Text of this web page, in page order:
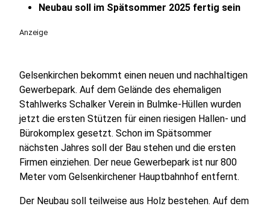
Neubau soll im Spätsommer 2025 fertig sein
Anzeige
Gelsenkirchen bekommt einen neuen und nachhaltigen
Gewerbepark. Auf dem Gelände des ehemaligen
Stahlwerks Schalker Verein in Bulmke-Hüllen wurden
jetzt die ersten Stützen für einen riesigen Hallen- und
Bürokomplex gesetzt. Schon im Spätsommer
nächsten Jahres soll der Bau stehen und die ersten
Firmen einziehen. Der neue Gewerbepark ist nur 800
Meter vom Gelsenkirchener Hauptbahnhof entfernt.
Der Neubau soll teilweise aus Holz bestehen. Auf dem